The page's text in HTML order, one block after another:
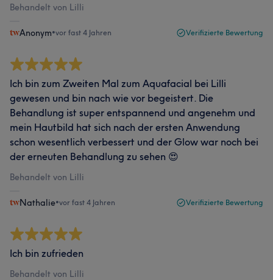
Behandelt von Lilli
Anonym•vor fast 4 Jahren Verifizierte Bewertung
Ich bin zum Zweiten Mal zum Aquafacial bei Lilli
gewesen und bin nach wie vor begeistert. Die
Behandlung ist super entspannend und angenehm und
mein Hautbild hat sich nach der ersten Anwendung
schon wesentlich verbessert und der Glow war noch bei
der erneuten Behandlung zu sehen 😍
Behandelt von Lilli
Nathalie•vor fast 4 Jahren Verifizierte Bewertung
Ich bin zufrieden
Behandelt von Lilli